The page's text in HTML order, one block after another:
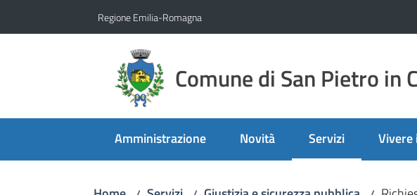
Regione Emilia-Romagna
Comune di San Pietro in
Amministrazione Novità Servizi
Menu selezionato
Vivere